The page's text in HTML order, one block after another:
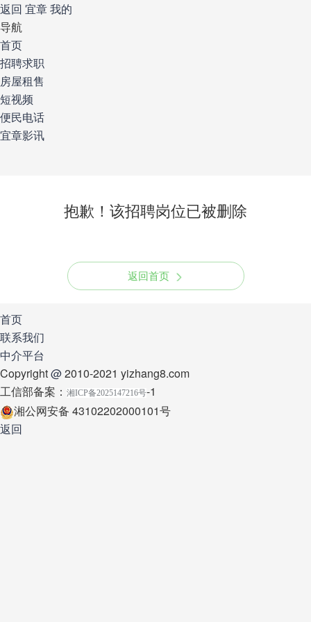
返回 宜章我的
导航
首页
招聘求职
房屋租售
短视频
便民电话
宜章影讯
抱歉！该招聘岗位已被删除
返回首页
首页
联系我们
中介平台
Copyright@2010-2021 yizhang8.com
工信部备案： 湘ICP备2025147216号-1
湘公网安备 43102202000101号
返回